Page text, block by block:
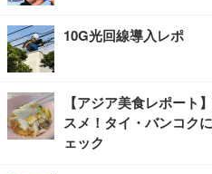
10G光回線導入レポ
【アジア美食レポート
スメ！タイ・バンコク
ェック